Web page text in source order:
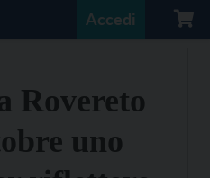
Accedi
Rovereto
uno